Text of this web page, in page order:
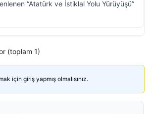
“Atatürk ve İstiklal Yolu Yürüyüşü”
(toplam 1)
için giriş yapmış olmalısınız.